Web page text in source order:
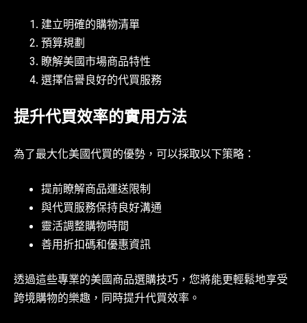
建立明確的購物清單
預算規劃
瞭解美國市場商品特性
選擇信譽良好的代買服務
提升代買效率的實用方法
為了最大化美國代買的優勢，可以採取以下策略：
提前瞭解商品運送限制
與代買服務保持良好溝通
靈活調整購物時間
善用折扣碼和優惠資訊
透過這些專業的美國商品選購技巧，您將能更輕鬆地享受
跨境購物的樂趣，同時提升代買效率。